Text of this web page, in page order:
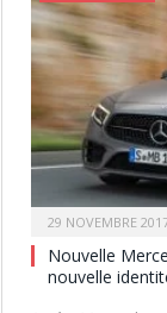
29 NOVEMBRE
Nouvelle
nouvelle